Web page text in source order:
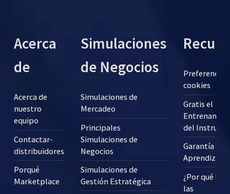
Acerca
de
Acerca de
nuestro
equipo
Contactar-
distribuidores
Porqué
Marketplace
Simulaciones
de Negocios
Simulaciones de
Mercadeo
Principales
Simulaciones de
Negocios
Simulaciones de
Gestión Estratégica
Preferencias
cookies
Gratis el
del
Garantía de
Aprendizaje
¿Por qué
las